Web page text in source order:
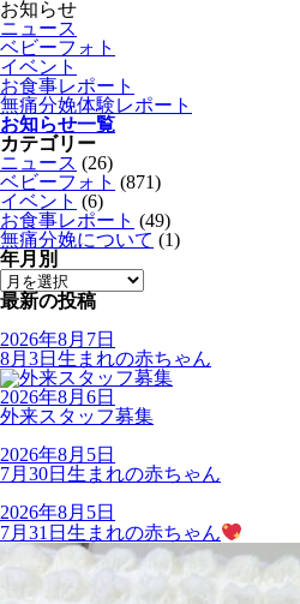
お知らせ
ニュース
ベビーフォト
イベント
お食事レポート
無痛分娩体験レポート
お知らせ一覧
カテゴリー
ニュース (26)
ベビーフォト (871)
イベント (6)
お食事レポート (49)
無痛分娩について (1)
年月別
最新の投稿
2026年8月7日
8月3日生まれの赤ちゃん
2026年8月6日
外来スタッフ募集
2026年8月5日
7月30日生まれの赤ちゃん
2026年8月5日
7月31日生まれの赤ちゃん